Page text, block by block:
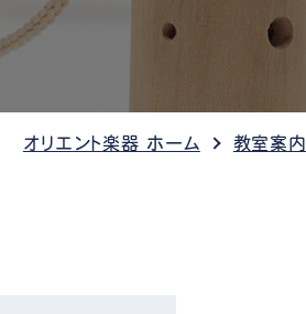
オリエント楽器 ホーム 教室案内